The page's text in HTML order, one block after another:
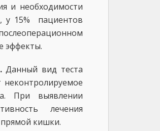
и необходимости
у 15% пациентов
эффекты.
Данный вид теста
При выявлении
лечения
кишки.